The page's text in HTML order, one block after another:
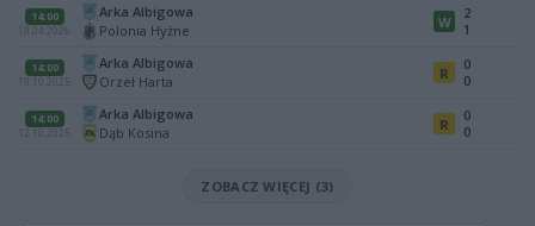
14:00
19.04.2026
Arka Albigowa
Polonia Hyżne
W
2
1
14:00
19.10.2025
Arka Albigowa
Orzeł Harta
R
0
0
14:00
12.10.2025
Arka Albigowa
Dąb Kosina
R
0
0
ZOBACZ WIĘCEJ (3)